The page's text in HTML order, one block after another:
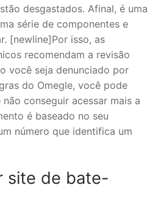
desgastados. Afinal, é uma
série de componentes e
[newline]Por isso, as
recomendam a revisão
você seja denunciado por
do Omegle, você pode
conseguir acessar mais a
é baseado no seu
número que identifica um
site de bate-